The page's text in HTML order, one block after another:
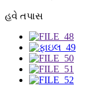
હવે તપાસ